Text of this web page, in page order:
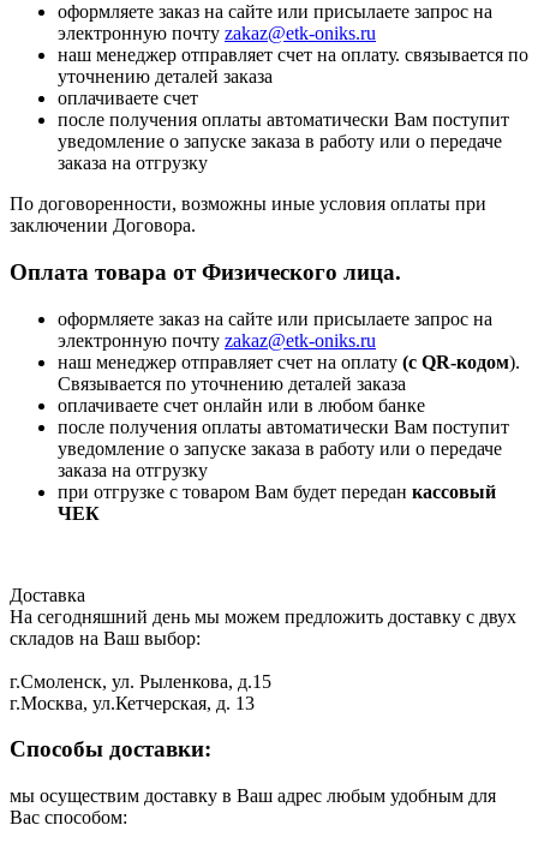
оформляете заказ на сайте или присылаете запрос на
электронную почту zakaz@etk-oniks.ru
наш менеджер отправляет счет на оплату. связывается по
уточнению деталей заказа
оплачиваете счет
после получения оплаты автоматически Вам поступит
уведомление о запуске заказа в работу или о передаче
заказа на отгрузку
По договоренности, возможны иные условия оплаты при
заключении Договора.
Оплата товара от Физического лица.
оформляете заказ на сайте или присылаете запрос на
электронную почту zakaz@etk-oniks.ru
наш менеджер отправляет счет на оплату (с QR-кодом).
Связывается по уточнению деталей заказа
оплачиваете счет онлайн или в любом банке
после получения оплаты автоматически Вам поступит
уведомление о запуске заказа в работу или о передаче
заказа на отгрузку
при отгрузке с товаром Вам будет передан кассовый
ЧЕК
Доставка
На сегодняшний день мы можем предложить доставку с двух
складов на Ваш выбор:
г.Смоленск, ул. Рыленкова, д.15
г.Москва, ул.Кетчерская, д. 13
Способы доставки:
мы осуществим доставку в Ваш адрес любым удобным для
Вас способом: